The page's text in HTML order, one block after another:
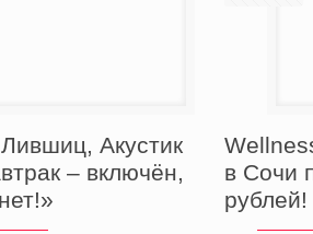
Акустик
– включён,
в Сочи
рублей!